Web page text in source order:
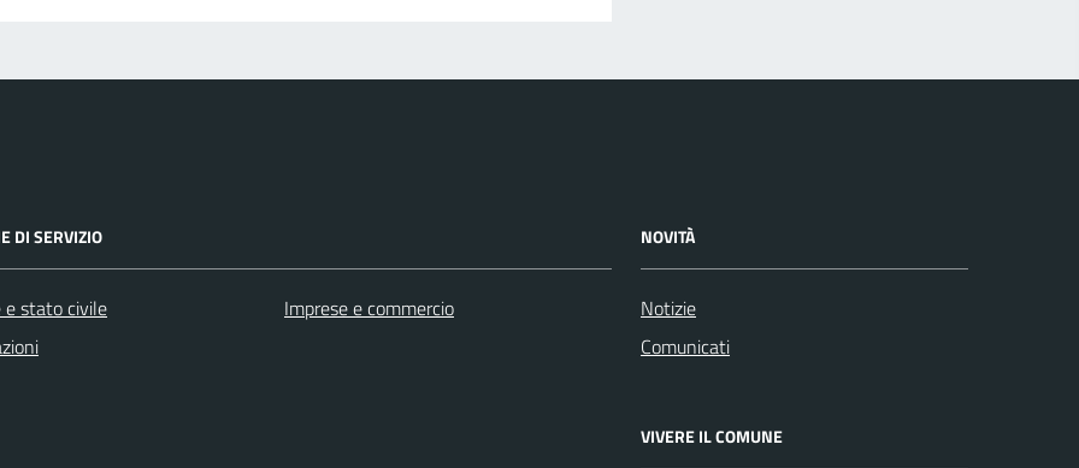
DI SERVIZIO
e stato civile
Imprese e commercio
NOVITÀ
Notizie
Comunicati
VIVERE IL COMUNE